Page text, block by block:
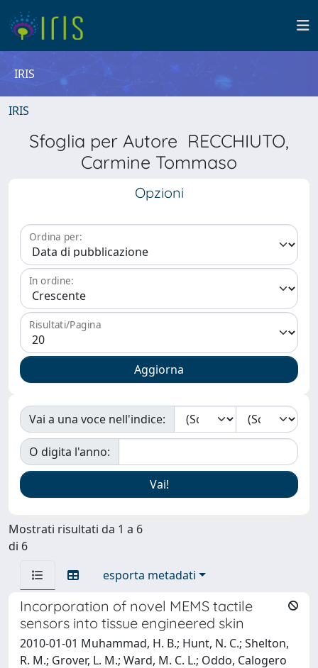
IRIS
IRIS
Sfoglia per Autore RECCHIUTO,
Carmine Tommaso
Opzioni
Ordina per:
In ordine:
Risultati/Pagina
Vai a una voce nell'indice:
O digita l'anno:
Mostrati risultati da 1 a 6
di 6
esporta metadati
Incorporation of novel MEMS tactile
sensors into tissue engineered skin
2010-01-01 Muhammad, H. B.; Hunt, N. C.; Shelton,
R. M.; Grover, L. M.; Ward, M. C. L.; Oddo, Calogero